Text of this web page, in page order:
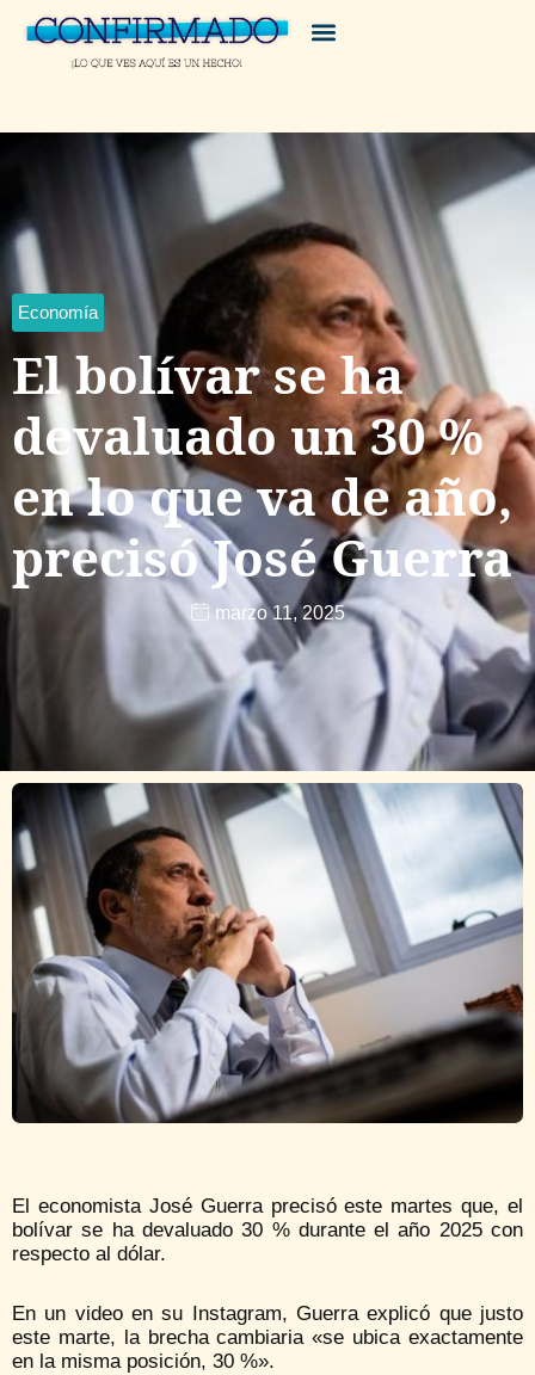
Economía
El bolívar se ha
devaluado un 30 %
en lo que va de año,
precisó José Guerra
marzo 11, 2025
El economista José Guerra precisó este martes que, el
bolívar se ha devaluado 30 % durante el año 2025 con
respecto al dólar.
En un video en su Instagram, Guerra explicó que justo
este marte, la brecha cambiaria «se ubica exactamente
en la misma posición, 30 %».